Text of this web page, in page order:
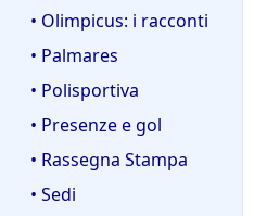
• Olimpicus: i racconti
• Palmares
• Polisportiva
• Presenze e gol
• Rassegna Stampa
• Sedi